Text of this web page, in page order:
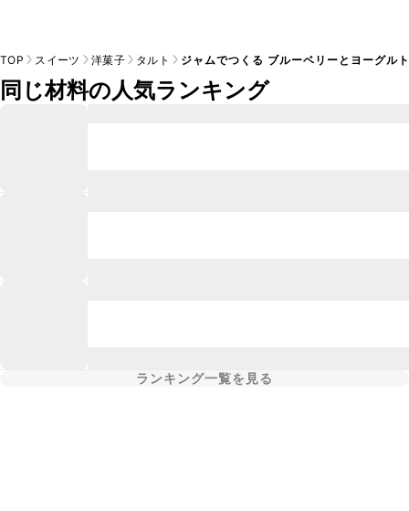
TOP スイーツ 洋菓子 タルト ジャムでつくる ブルーベリーとヨーグル
同じ材料の人気ランキング
ランキング一覧を見る